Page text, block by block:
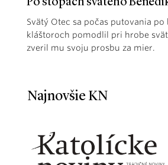
Svätý Otec sa počas putovania
kláštoroch pomodlil pri hrobe
zveril mu svoju prosbu za mier.
Najnovšie KN